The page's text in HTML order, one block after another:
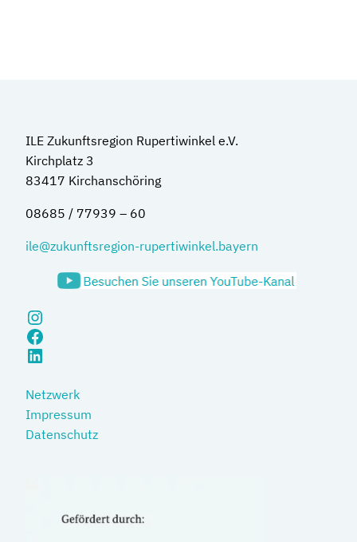
ILE Zukunftsregion Rupertiwinkel e.V.
Kirchplatz 3
83417 Kirchanschöring
08685 / 77939 – 60
ile@zukunftsregion-rupertiwinkel.bayern
Instagram
Facebook
LinkedIn
Netzwerk
Impressum
Datenschutz